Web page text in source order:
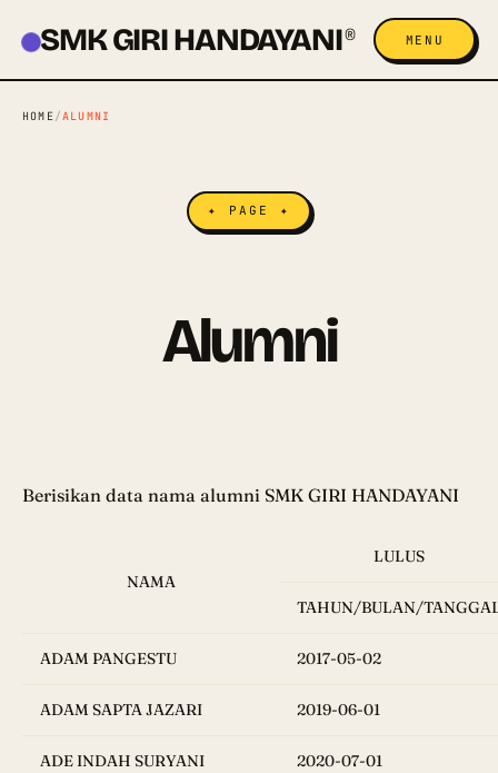
SMK GIRI HANDAYANI® MENU
HOME /ALUMNI
✦ PAGE ✦
Alumni
Berisikan data nama alumni SMK GIRI HANDAYANI
NAMA
LULUS
TAHUN/BULAN/
ADAM PANGESTU 2017-05-02
ADAM SAPTA JAZARI 2019-06-01
ADE INDAH SURYANI 2020-07-01